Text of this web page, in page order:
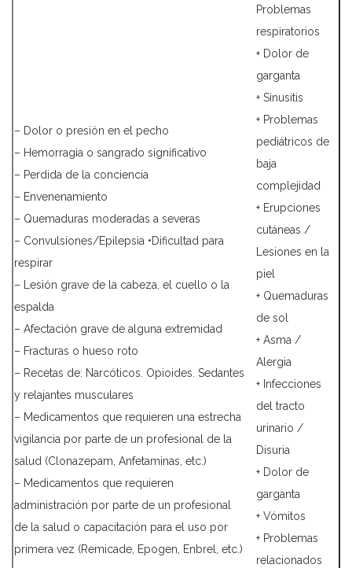
– Dolor o presión en el pecho
– Hemorragia o sangrado significativo
– Perdida de la conciencia
– Envenenamiento
– Quemaduras moderadas a severas
– Convulsiones/Epilepsia •Dificultad para
respirar
– Lesión grave de la cabeza, el cuello o la
espalda
– Afectación grave de alguna extremidad
– Fracturas o hueso roto
– Recetas de: Narcóticos. Opioides. Sedantes
y relajantes musculares
– Medicamentos que requieren una estrecha
vigilancia por parte de un profesional de la
salud (Clonazepam, Anfetaminas, etc.)
– Medicamentos que requieren
administración por parte de un profesional
de la salud o capacitación para el uso por
primera vez (Remicade, Epogen, Enbrel, etc.)
Problemas
respiratorios
+ Dolor de
garganta
+ Sinusitis
+ Problemas
pediátricos de
baja
complejidad
+ Erupciones
cutáneas /
Lesiones en la
piel
+ Quemaduras
de sol
+ Asma /
Alergia
+ Infecciones
del tracto
urinario /
Disuria
+ Dolor de
garganta
+ Vómitos
+ Problemas
relacionados